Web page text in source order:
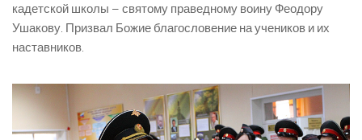
кадетской школы – святому праведному воину Феодору
Ушакову. Призвал Божие благословение на учеников и их
наставников.